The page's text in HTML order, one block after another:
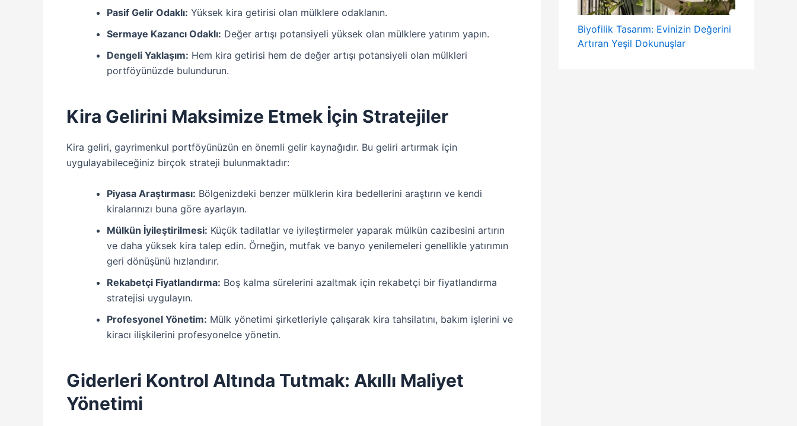
Pasif Gelir Odaklı: Yüksek kira getirisi olan mülklere odaklanın.
Sermaye Kazancı Odaklı: Değer artışı potansiyeli yüksek olan mülklere yatırım yapın.
Dengeli Yaklaşım: Hem kira getirisi hem de değer artışı potansiyeli olan mülkleri
portföyünüzde bulundurun.
Kira Gelirini Maksimize Etmek İçin Stratejiler
Kira geliri, gayrimenkul portföyünüzün en önemli gelir kaynağıdır. Bu geliri artırmak için
uygulayabileceğiniz birçok strateji bulunmaktadır:
Piyasa Araştırması: Bölgenizdeki benzer mülklerin kira bedellerini araştırın ve kendi
kiralarınızı buna göre ayarlayın.
Mülkün İyileştirilmesi: Küçük tadilatlar ve iyileştirmeler yaparak mülkün cazibesini artırın
ve daha yüksek kira talep edin. Örneğin, mutfak ve banyo yenilemeleri genellikle yatırımın
geri dönüşünü hızlandırır.
Rekabetçi Fiyatlandırma: Boş kalma sürelerini azaltmak için rekabetçi bir fiyatlandırma
stratejisi uygulayın.
Profesyonel Yönetim: Mülk yönetimi şirketleriyle çalışarak kira tahsilatını, bakım işlerini ve
kiracı ilişkilerini profesyonelce yönetin.
Giderleri Kontrol Altında Tutmak: Akıllı Maliyet
Yönetimi
Biyofilik Tasarım: Evinizin Değerini
Artıran Yeşil Dokunuşlar